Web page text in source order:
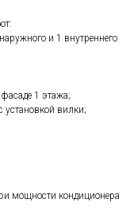
и 1 внутреннего
1 этажа;
установкой вилки;
мощности кондиционера